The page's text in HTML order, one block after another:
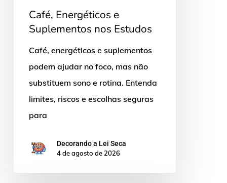
Café, Energéticos e
Suplementos nos Estudos
Café, energéticos e suplementos
podem ajudar no foco, mas não
substituem sono e rotina. Entenda
limites, riscos e escolhas seguras
para
Decorando a Lei Seca
4 de agosto de 2026